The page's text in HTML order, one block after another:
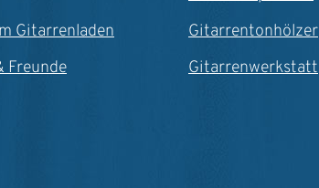
Gitarrenladen
Freunde
Gitarrentonhölzer
Gitarrenwerkstatt